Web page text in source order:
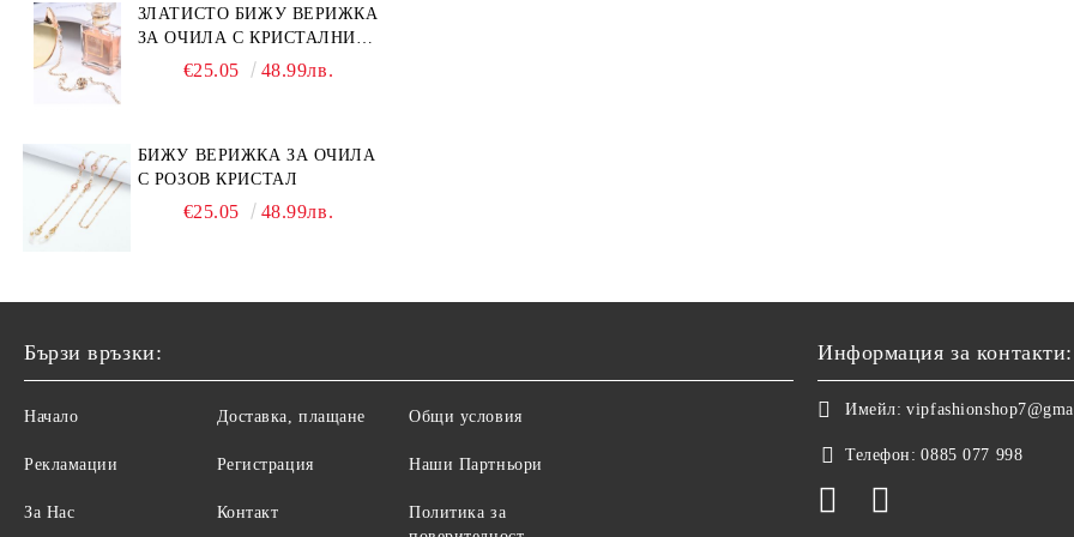
ЗЛАТИСТО БИЖУ ВЕРИЖКА
ЗА ОЧИЛА С КРИСТАЛНИ
КАМЪНИ И ПЕРЛИ
€25.05 48.99лв.
БИЖУ ВЕРИЖКА ЗА ОЧИЛА
С РОЗОВ КРИСТАЛ
€25.05 48.99лв.
Бързи връзки:
Начало
Рекламации
За Нас
Доставка, плащане
Регистрация
Контакт
Общи условия
Наши Партньори
Политика за
Информация за контакти:
Имейл:
Телефон: 0885 077 998